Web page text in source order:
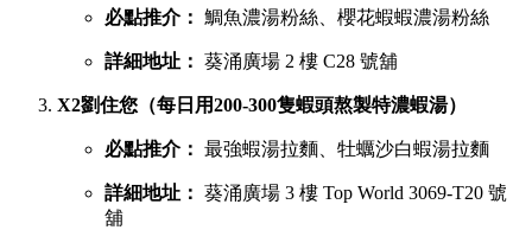
必點推介： 鯛魚濃湯粉絲、櫻花蝦蝦濃湯粉絲
詳細地址： 葵涌廣場 2 樓 C28 號舖
X2劉住您（每日用200-300隻蝦頭熬製特濃蝦湯）
必點推介： 最強蝦湯拉麵、牡蠣沙白蝦湯拉麵
詳細地址： 葵涌廣場 3 樓 Top World 3069-T20 號
舖